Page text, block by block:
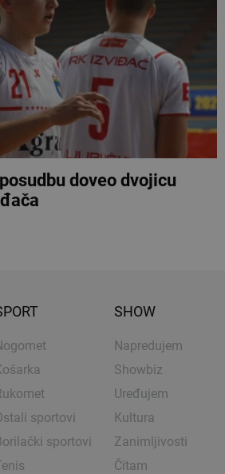
doveo dvojicu
sportovi
sportovi
SHOW
Napredujem
Showbiz
Uređujem
Kultura
Zanimljivosti
Čitam